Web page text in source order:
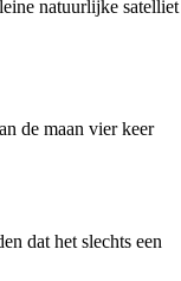
natuurlijke satelliet
de maan vier keer
dat het slechts een